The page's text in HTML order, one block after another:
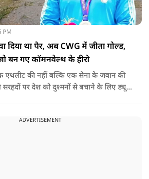
PM
दिया था पैर, अब CWG में जीता गोल्ड,
बन गए कॉमनवेल्थ के हीरो
एथलीट की नहीं बल्कि एक सेना के जवान की
पर देश को दुश्मनों से बचाने के लिए ड्यूटी
ADVERTISEMENT